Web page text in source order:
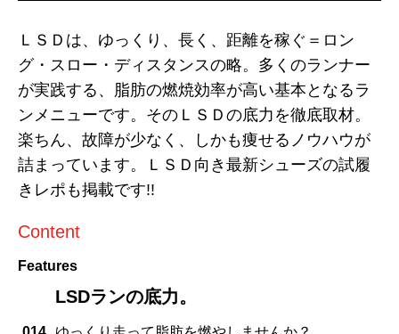
ＬＳＤは、ゆっくり、長く、距離を稼ぐ＝ロン
グ・スロー・ディスタンスの略。多くのランナー
が実践する、脂肪の燃焼効率が高い基本となるラ
ンメニューです。そのＬＳＤの底力を徹底取材。
楽ちん、故障が少なく、しかも痩せるノウハウが
詰まっています。ＬＳＤ向き最新シューズの試履
きレポも掲載です!!
Content
Features
LSDランの底力。